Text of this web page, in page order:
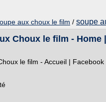
aux choux le film / soupe
Choux le film - Home |
le film - Accueil | Facebook